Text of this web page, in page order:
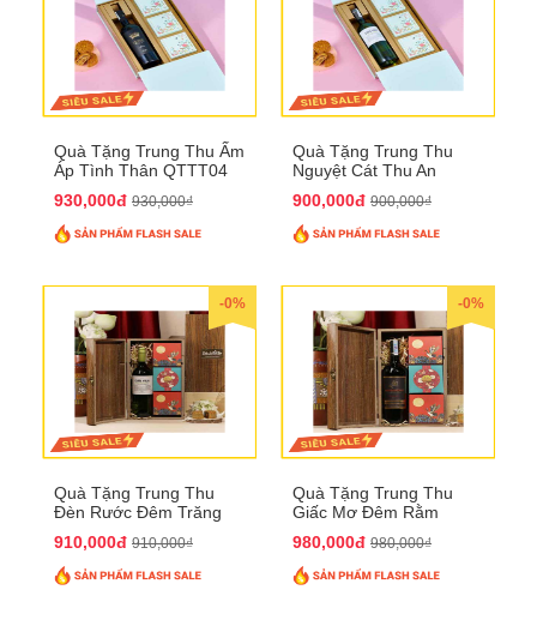
Quà Tặng Trung Thu Ấm
Áp Tình Thân QTTT04
930,000đ 930,000₫
Quà Tặng Trung Thu
Nguyệt Cát Thu An
900,000đ 900,000₫
-0%
Quà Tặng Trung Thu
Đèn Rước Đêm Trăng
910,000đ 910,000₫
-0%
Quà Tặng Trung Thu
Giấc Mơ Đêm Rằm
980,000đ 980,000₫